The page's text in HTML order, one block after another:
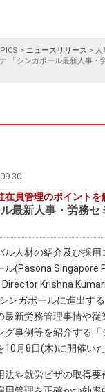
> ニュースリリース >
「シンガポール最新人事・
在員管理のポイントを
最新人事・労務
ル人材の紹介及び採
ル(Pasona Singapore
Krishna
ンガポールに進出す
最新労務管理事情や従
グ事例等を紹介する
月8日(木)に開催いた
法や就労ビザの取得要